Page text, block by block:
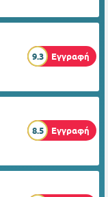
9.3 Εγγραφή
8.5 Εγγραφή